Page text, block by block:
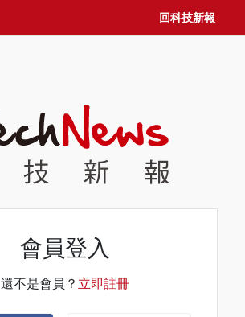
回科技新報
會員登入
還不是會員？ 立即註冊